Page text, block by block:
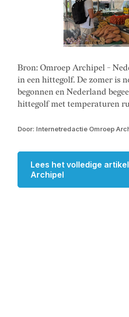
Bron: Omroep Archipel -
in een hittegolf. De zomer is
begonnen en Nederland
hittegolf met temperaturen
Door: Internetredactie Omroep
Lees het volledige
Archipel